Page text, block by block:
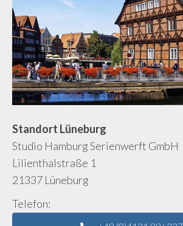
Standort Lüneburg
Studio Hamburg Serienwerft GmbH
Lilienthalstraße 1
21337 Lüneburg
Telefon: